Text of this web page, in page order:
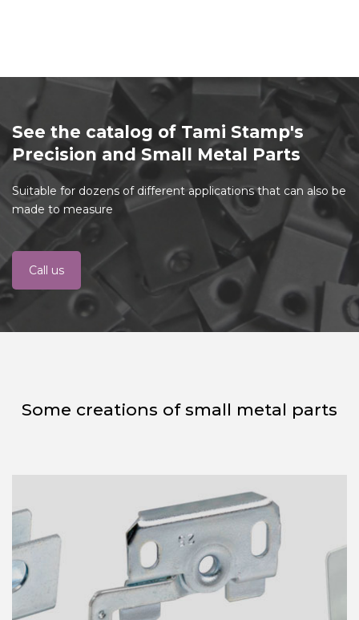
See the catalog of Tami Stamp's
Precision and Small Metal Parts
Suitable for dozens of different applications that can also be
made to measure
Call us
Some creations of small metal parts